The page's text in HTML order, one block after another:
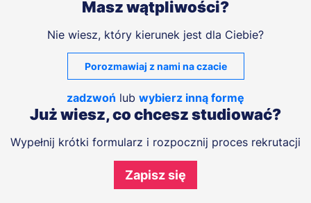
Masz wątpliwości?
Nie wiesz, który kierunek jest dla Ciebie?
Porozmawiaj z nami na czacie
zadzwoń lub wybierz inną formę
Już wiesz, co chcesz studiować?
Wypełnij krótki formularz i rozpocznij proces rekrutacji
Zapisz się